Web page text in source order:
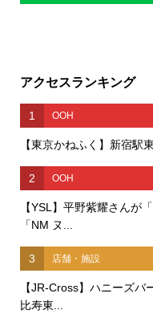
アクセスランキング
1 OOH
【東京かねふく】新宿駅
2 OOH
【YSL】平野紫耀さんが
「NM ヌ...
3 店舗・施設
【JR-Cross】ハニーズ
比寿東...